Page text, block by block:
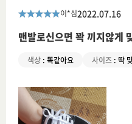
이*심2022.07.16
맨발로신으면 꽉 끼지않게
색상 : 똑같아요 사이즈 : 딱